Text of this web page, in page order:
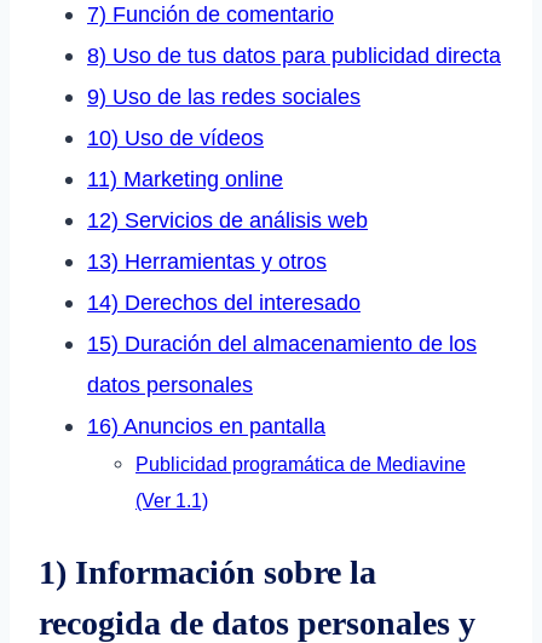
7) Función de comentario
8) Uso de tus datos para publicidad directa
9) Uso de las redes sociales
10) Uso de vídeos
11) Marketing online
12) Servicios de análisis web
13) Herramientas y otros
14) Derechos del interesado
15) Duración del almacenamiento de los
datos personales
16) Anuncios en pantalla
Publicidad programática de Mediavine
(Ver 1.1)
1) Información sobre la
recogida de datos personales y